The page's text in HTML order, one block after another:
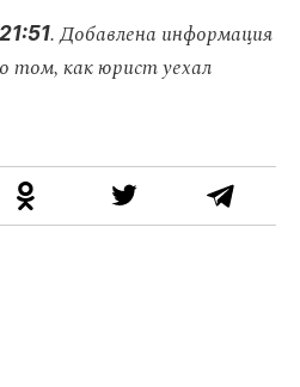
. Добавлена информация
том, как юрист уехал